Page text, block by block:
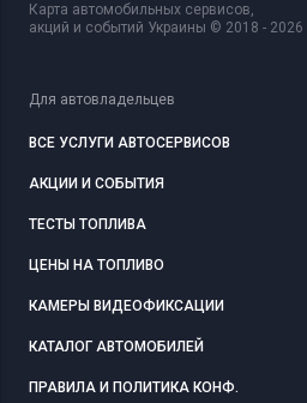
Карта автомобильных сервисов,
акций и событий Украины © 2018 - 2026
Для автовладельцев
ВСЕ УСЛУГИ АВТОСЕРВИСОВ
АКЦИИ И СОБЫТИЯ
ТЕСТЫ ТОПЛИВА
ЦЕНЫ НА ТОПЛИВО
КАМЕРЫ ВИДЕОФИКСАЦИИ
КАТАЛОГ АВТОМОБИЛЕЙ
ПРАВИЛА И ПОЛИТИКА КОНФ.